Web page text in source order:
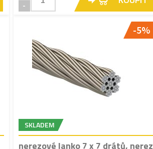
-
-5%
SKLADEM
nerezové lanko 7 x 7 drátů, nerez